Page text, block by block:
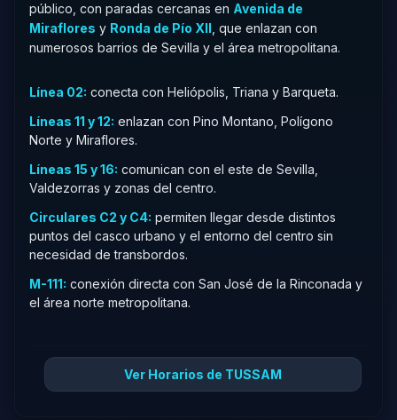
público, con paradas cercanas en Avenida de
Miraflores y Ronda de Pío XII , que enlazan con
numerosos barrios de Sevilla y el área metropolitana.
Línea 02: conecta con Heliópolis, Triana y Barqueta.
Líneas 11 y 12: enlazan con Pino Montano, Polígono
Norte y Miraflores.
Líneas 15 y 16: comunican con el este de Sevilla,
Valdezorras y zonas del centro.
Circulares C2 y C4: permiten llegar desde distintos
puntos del casco urbano y el entorno del centro sin
necesidad de transbordos.
M-111: conexión directa con San José de la Rinconada y
el área norte metropolitana.
Ver Horarios de TUSSAM